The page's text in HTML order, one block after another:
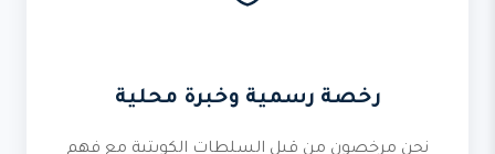
رخصة رسمية وخبرة محلية
نحن مرخصون من قبل السلطات الكويتية مع فهم